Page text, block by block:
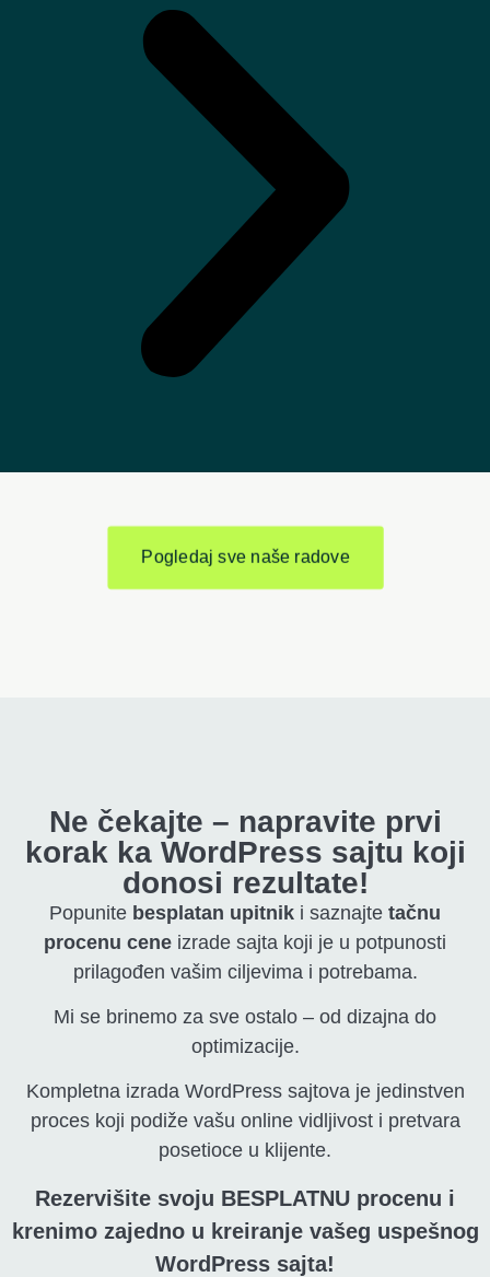
Pogledaj sve naše radove
Ne čekajte – napravite prvi
korak ka WordPress sajtu koji
donosi rezultate!
Popunite besplatan upitnik i saznajte tačnu
procenu cene izrade sajta koji je u potpunosti
prilagođen vašim ciljevima i potrebama.
Mi se brinemo za sve ostalo – od dizajna do
optimizacije.
Kompletna izrada WordPress sajtova je jedinstven
proces koji podiže vašu online vidljivost i pretvara
posetioce u klijente.
Rezervišite svoju BESPLATNU procenu i
krenimo zajedno u kreiranje vašeg uspešnog
WordPress sajta!